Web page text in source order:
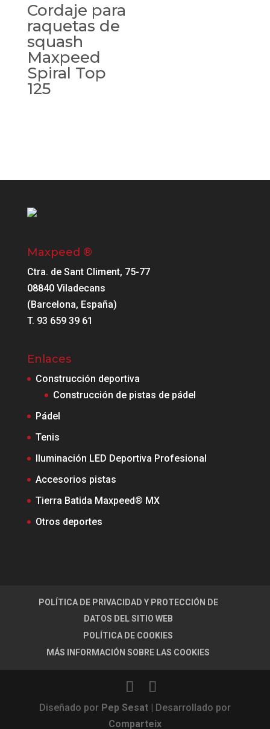
Cordaje para
raquetas de
squash
Maxpeed
Spiral Top
125
Maxpeed ®
Ctra. de Sant Climent, 75-77
08840 Viladecans
(Barcelona, España)
T. 93 659 39 61
Enlaces
Construcción deportiva
Construcción de pistas de pádel
Pádel
Tenis
Iluminación LED Deportiva Profesional
Accesorios pistas
Tierra Batida Maxpeed® MX
Otros deportes
POLÍTICA DE PRIVACIDAD Y PROTECCIÓN DE
DATOS DEL SITIO WEB
POLÍTICA DE COOKIES
MÁS INFORMACIÓN SOBRE LAS COOKIES
Diseñado por Pep Sesat| Desarrollado por
Comparteix